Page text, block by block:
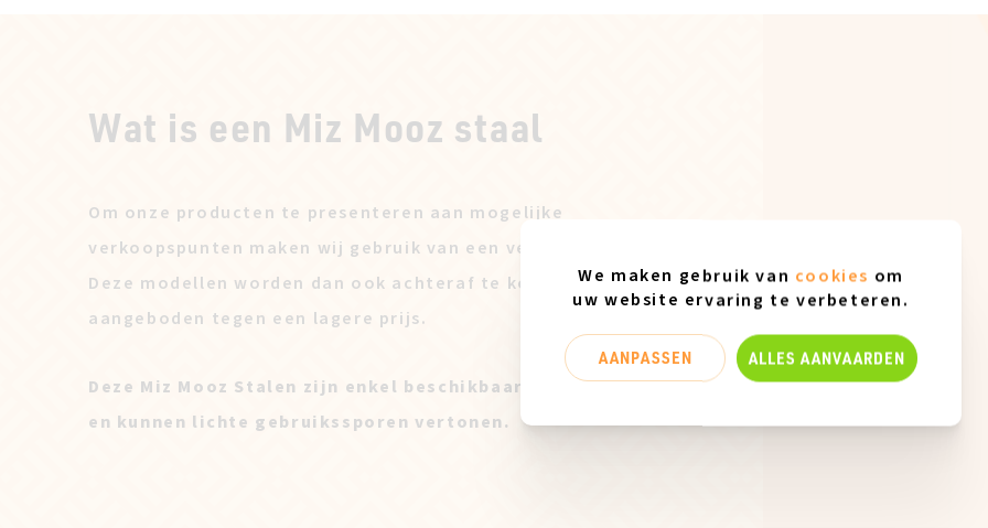
Wat is een Miz Mooz staal
Om onze producten te presenteren aan mogelijke
verkoopspunten maken wij gebruik van een verkoopstaal.
Deze modellen worden dan ook achteraf te koop
aangeboden tegen een lagere prijs.
Deze Miz Mooz Stalen zijn enkel beschikbaar in maatje 37
en kunnen lichte gebruikssporen vertonen.
We maken gebruik van cookies om
uw website ervaring te verbeteren.
AANPASSEN ALLES AANVAARDEN